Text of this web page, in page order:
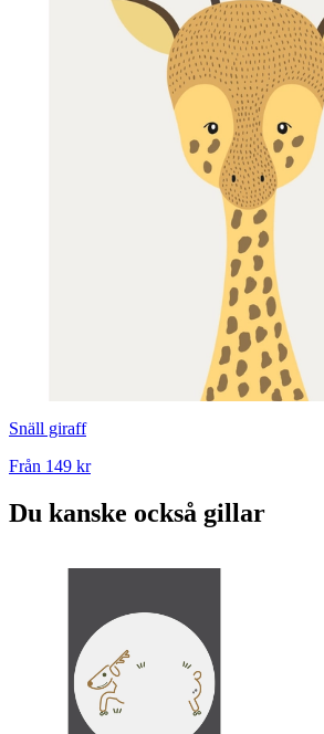
Snäll giraff
Från 149 kr
Du kanske också gillar